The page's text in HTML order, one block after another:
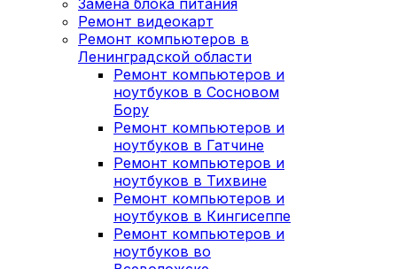
Замена блока питания
Ремонт видеокарт
Ремонт компьютеров в
Ленинградской области
Ремонт компьютеров и
ноутбуков в Сосновом
Бору
Ремонт компьютеров и
ноутбуков в Гатчине
Ремонт компьютеров и
ноутбуков в Тихвине
Ремонт компьютеров и
ноутбуков в Кингисеппе
Ремонт компьютеров и
ноутбуков во